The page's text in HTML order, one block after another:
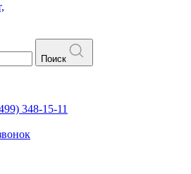
Поиск
348-15-11